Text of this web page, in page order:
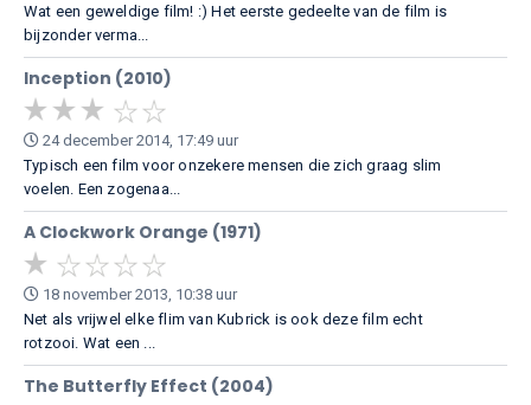
Wat een geweldige film! :) Het eerste gedeelte van de film is
bijzonder verma...
Inception (2010)
24 december 2014, 17:49 uur
Typisch een film voor onzekere mensen die zich graag slim
voelen. Een zogenaa...
A Clockwork Orange (1971)
18 november 2013, 10:38 uur
Net als vrijwel elke flim van Kubrick is ook deze film echt
rotzooi. Wat een ...
The Butterfly Effect (2004)